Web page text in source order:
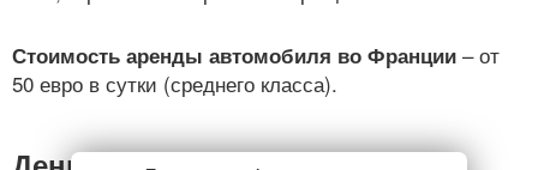
Стоимость аренды автомобиля во Франции – от
50 евро в сутки (среднего класса).